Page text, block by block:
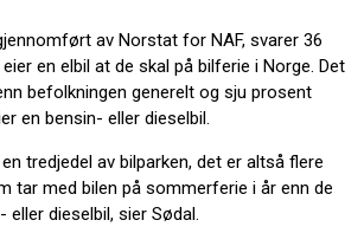
av Norstat for NAF, svarer 36
en elbil at de skal på bilferie i Norge. Det
befolkningen generelt og sju prosent
en bensin- eller dieselbil.
tredjedel av bilparken, det er altså flere
tar med bilen på sommerferie i år enn de
eller dieselbil, sier Sødal.